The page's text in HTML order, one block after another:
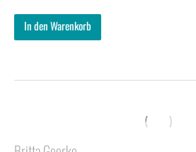
In den Warenkorb